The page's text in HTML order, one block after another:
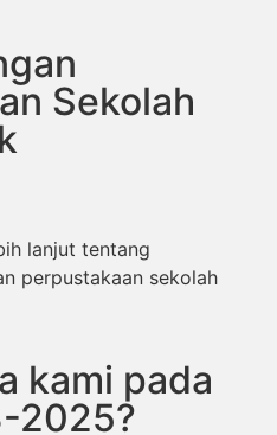
Sekolah
lanjut tentang
perpustakaan sekolah
kami pada
2025?